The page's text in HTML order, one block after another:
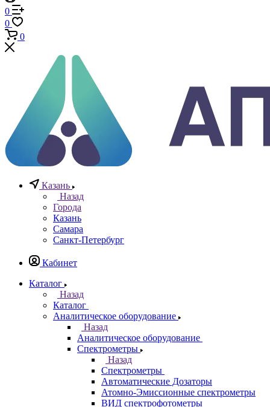
+7 (812) 640-40-13
По всем вопросам
8 800 777 20 78
Отдел неразрушающего контроля
+7 965 786 38 77
Отдел контрольно измерительных приборов
Заказать звонок
0
0
0
Казань
Назад
Города
Казань
Санкт-Петербург